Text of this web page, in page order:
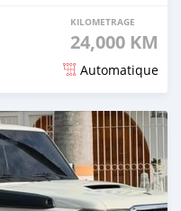
KILOMETRAGE
24,000 KM
Automatique